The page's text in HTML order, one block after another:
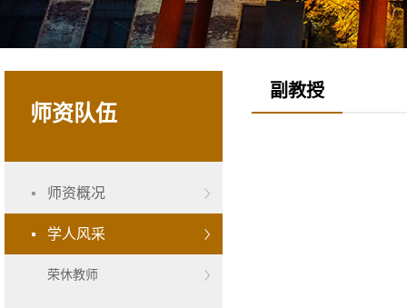
师资队伍
师资概况
学人风采
荣休教师
副教授